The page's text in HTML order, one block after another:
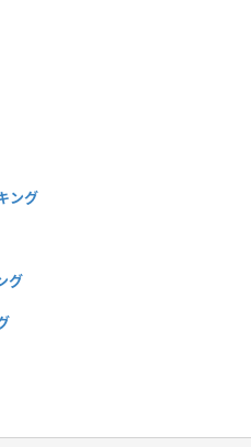
ング
グ